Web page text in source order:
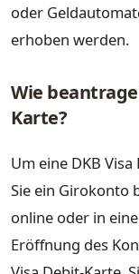
oder
erhoben werden.
Wie
Karte?
Um eine DKB
Sie ein Girokonto
online oder in
Eröffnung des